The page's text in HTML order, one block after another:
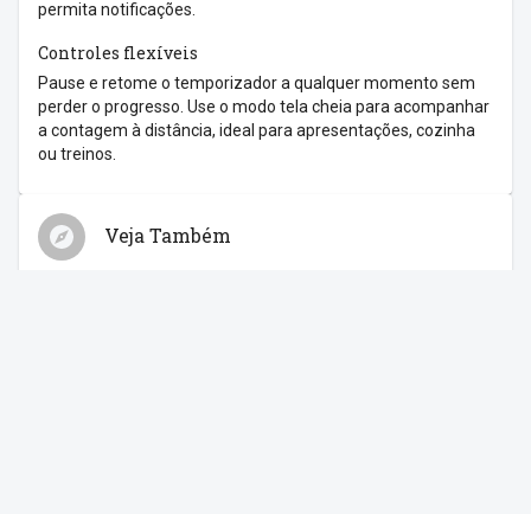
permita notificações.
Controles flexíveis
Pause e retome o temporizador a qualquer momento sem
perder o progresso. Use o modo tela cheia para acompanhar
a contagem à distância, ideal para apresentações, cozinha
ou treinos.
Veja Também